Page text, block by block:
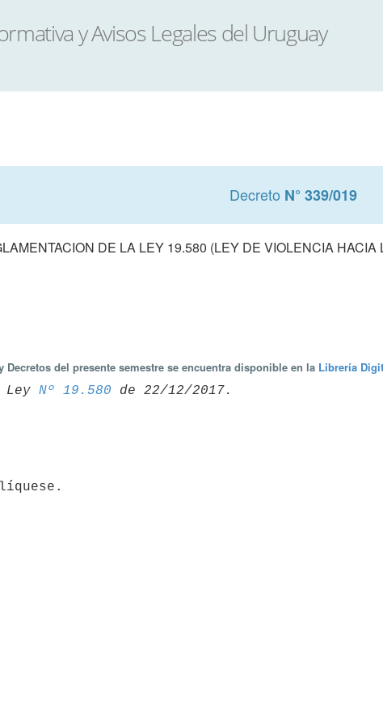
Decreto N° 339/019
DE LA LEY 19.580 (LEY DE VIOLENCIA
Decretos del presente semestre se encuentra disponible en la Librería
Ley Nº 19.580